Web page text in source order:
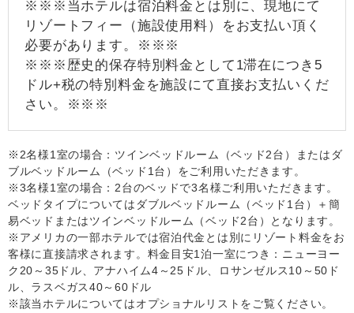
※※※当ホテルは宿泊料金とは別に、現地にて
リゾートフィー（施設使用料）をお支払い頂く
必要があります。※※※
※※※歴史的保存特別料金として1滞在につき5
ドル+税の特別料金を施設にて直接お支払いくだ
さい。※※※
※2名様1室の場合：ツインベッドルーム（ベッド2台）またはダ
ブルベッドルーム（ベッド1台）をご利用いただきます。
※3名様1室の場合：2台のベッドで3名様ご利用いただきます。
ベッドタイプについてはダブルベッドルーム（ベッド1台）＋簡
易ベッドまたはツインベッドルーム（ベッド2台）となります。
※アメリカの一部ホテルでは宿泊代金とは別にリゾート料金をお
客様に直接請求されます。料金目安1泊一室につき：ニューヨー
ク20～35ドル、アナハイム4～25ドル、ロサンゼルス10～50ド
ル、ラスベガス40～60ドル
※該当ホテルについてはオプショナルリストをご覧ください。